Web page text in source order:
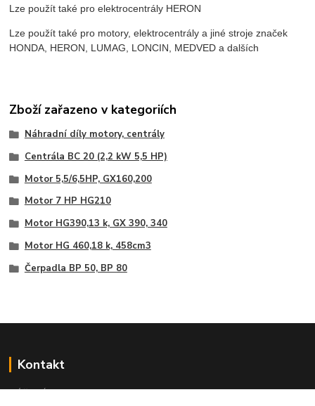
Lze použít také pro elektrocentrály HERON
Lze použít také pro motory, elektrocentrály a jiné stroje značek
HONDA, HERON, LUMAG, LONCIN, MEDVED a dalších
Zboží zařazeno v kategoriích
Náhradní díly motory, centrály
Centrála BC 20 (2,2 kW 5,5 HP)
Motor 5,5/6,5HP, GX160,200
Motor 7 HP HG210
Motor HG390,13 k, GX 390, 340
Motor HG 460,18 k, 458cm3
Čerpadla BP 50, BP 80
Kontakt